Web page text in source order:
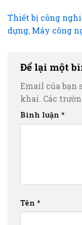
Thiết bị công
dựng, Máy công
Để lại một
Email của bạn
khai. Các
Bình luận *
Tên *